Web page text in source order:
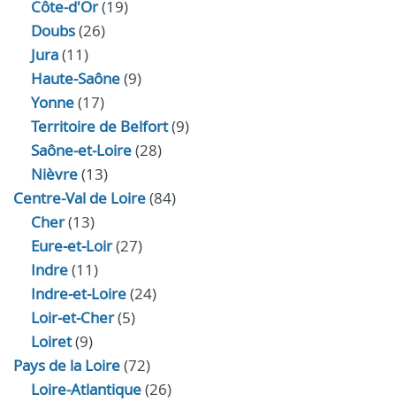
Côte-d'Or(19)
Doubs(26)
Jura(11)
Haute‑Saône(9)
Yonne(17)
Territoire de Belfort(9)
Saône-et-Loire(28)
Nièvre(13)
Centre-Val de Loire(84)
Cher(13)
Eure‑et‑Loir(27)
Indre(11)
Indre‑et‑Loire(24)
Loir‑et‑Cher(5)
Loiret(9)
Pays de la Loire(72)
Loire-Atlantique(26)